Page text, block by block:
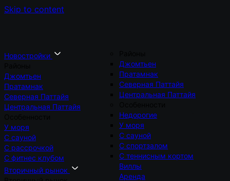
Skip to content
Новостройки
Джомтьен
Пратамнак
Северная Паттайя
Центральная Паттайя
У моря
С сауной
С рассрочкой
С фитнес клубом
Вторичный рынок
Джомтьен
Пратамнак
Северная Паттайя
Центральная Паттайя
Недорогие
У моря
С сауной
С спортзалом
С теннисным кортом
Виллы
Аренда